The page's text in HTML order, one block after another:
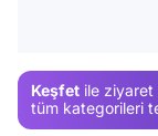
Keşfet ile
tüm kategorileri